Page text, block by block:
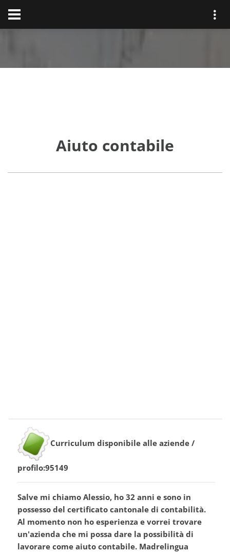
Aiuto contabile
Curriculum disponibile alle aziende /
profilo:95149
Salve mi chiamo Alessio, ho 32 anni e sono in
possesso del certificato cantonale di contabilità.
Al momento non ho esperienza e vorrei trovare
un'azienda che mi possa dare la possibilità di
lavorare come aiuto contabile. Madrelingua